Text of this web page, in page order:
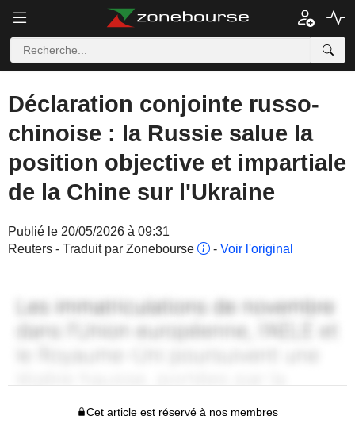
Déclaration conjointe russo-
chinoise : la Russie salue la
position objective et impartiale
de la Chine sur l'Ukraine
Publié le 20/05/2026 à 09:31
Reuters - Traduit par Zonebourse
- Voir l'original
Cet article est réservé à nos membres